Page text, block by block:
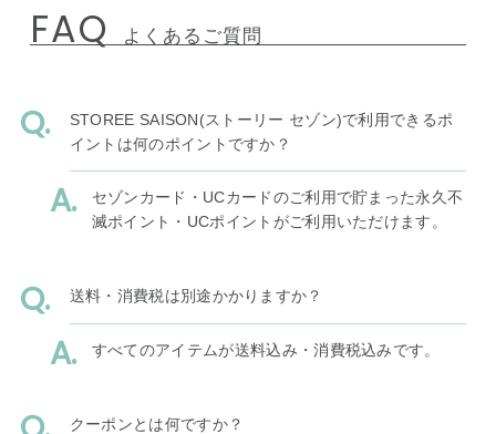
FAQ よくあるご質問
STOREE SAISON(ストーリー セゾン)で利用できるポ
イントは何のポイントですか？
セゾンカード・UCカードのご利用で貯まった永久不
滅ポイント・UCポイントがご利用いただけます。
送料・消費税は別途かかりますか？
すべてのアイテムが送料込み・消費税込みです。
クーポンとは何ですか？